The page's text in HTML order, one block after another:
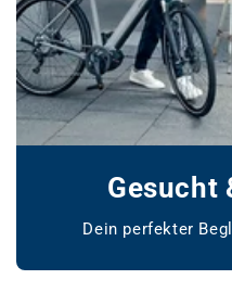
Gesucht
Dein perfekter